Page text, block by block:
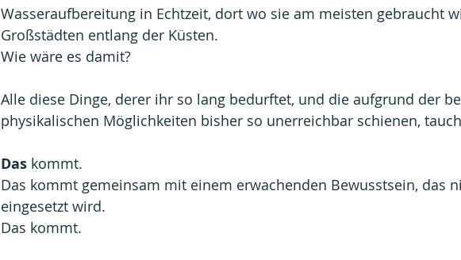
Wasseraufbereitung in Echtzeit, dort wo sie am meisten gebraucht
Großstädten entlang der Küsten.
Wie wäre es damit?
Alle diese Dinge, derer ihr so lang bedurftet, und die aufgrund der
physikalischen Möglichkeiten bisher so unerreichbar schienen,
Das kommt.
Das kommt gemeinsam mit einem erwachenden Bewusstsein, das
eingesetzt wird.
Das kommt.